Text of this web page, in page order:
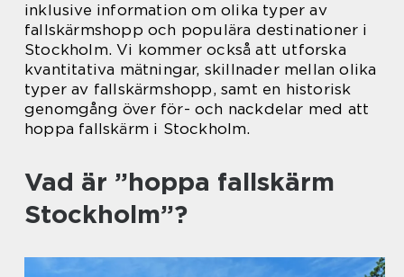
inklusive information om olika typer av
fallskärmshopp och populära destinationer i
Stockholm. Vi kommer också att utforska
kvantitativa mätningar, skillnader mellan olika
typer av fallskärmshopp, samt en historisk
genomgång över för- och nackdelar med att
hoppa fallskärm i Stockholm.
Vad är ”hoppa fallskärm
Stockholm”?